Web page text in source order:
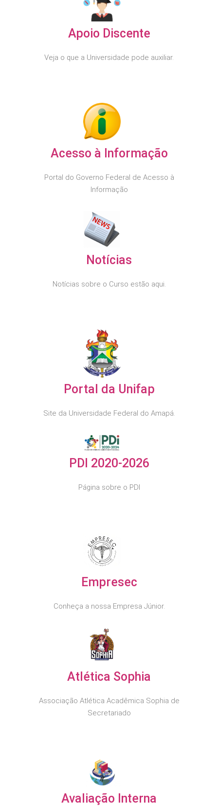
Apoio Discente
Veja o que a Universidade pode auxiliar.
Acesso à Informação
Portal do Governo Federal de Acesso à
Informação
Notícias
Notícias sobre o Curso estão aqui.
Portal da Unifap
Site da Universidade Federal do Amapá.
PDI 2020-2026
Página sobre o PDI​
Empresec
Conheça a nossa Empresa Júnior.
Atlética Sophia
Associação Atlética Acadêmica Sophia de
Secretariado
Avaliação Interna